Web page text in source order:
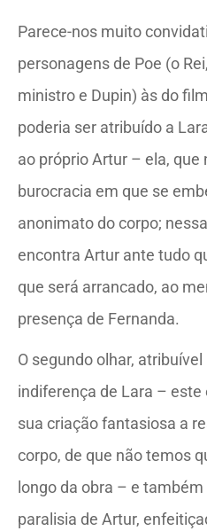
Parece-nos muito
personagens de Poe (o
ministro e Dupin) às do
poderia ser atribuído a
ao próprio Artur – ela, que
burocracia em que se
anonimato do corpo;
encontra Artur ante tudo
que será arrancado, ao
presença de Fernanda.
O segundo olhar,
indiferença de Lara –
sua criação fantasiosa a
corpo, de que não temos
longo da obra – e
paralisia de Artur,